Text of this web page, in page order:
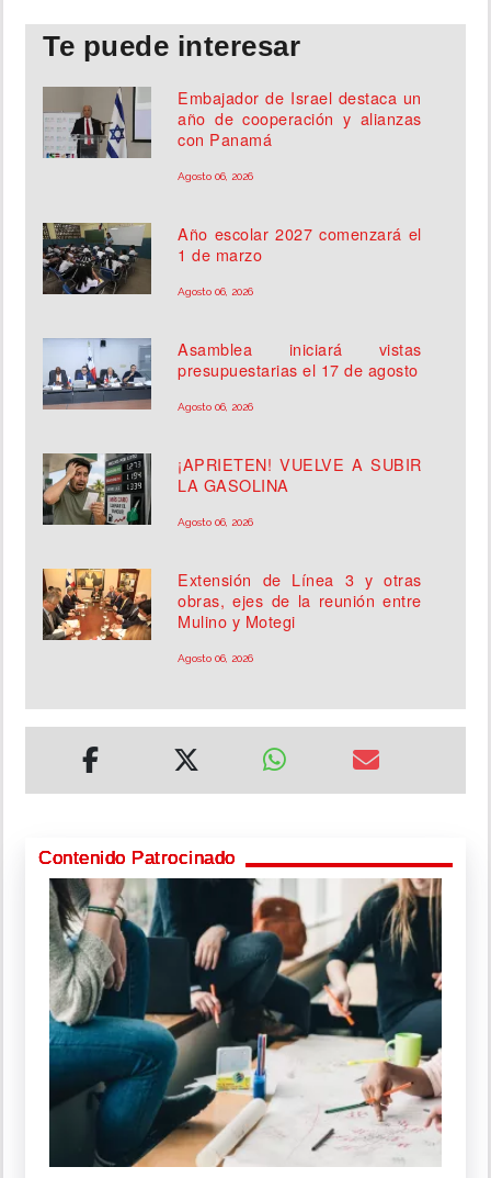
Te puede interesar
Embajador de Israel destaca un
año de cooperación y alianzas
con Panamá
Agosto 06, 2026
Año escolar 2027 comenzará el
1 de marzo
Agosto 06, 2026
Asamblea iniciará vistas
presupuestarias el 17 de agosto
Agosto 06, 2026
¡APRIETEN! VUELVE A SUBIR
LA GASOLINA
Agosto 06, 2026
Extensión de Línea 3 y otras
obras, ejes de la reunión entre
Mulino y Motegi
Agosto 06, 2026
Contenido Patrocinado